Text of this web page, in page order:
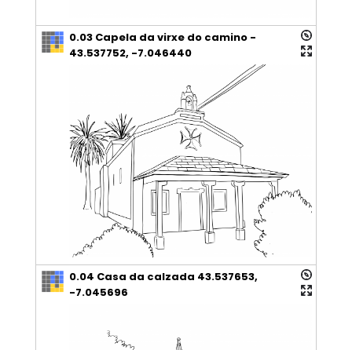
0.03 Capela da virxe do camino -
43.537752, -7.046440
0.04 Casa da calzada 43.537653,
-7.045696